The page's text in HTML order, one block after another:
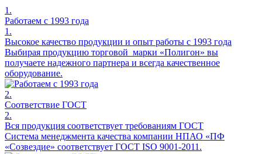
1.
Работаем с 1993 года
1.
Высокое качество продукции и опыт работы с 1993 года
Выбирая продукцию торговой марки «Полигон» вы
получаете надежного партнера и всегда качественное
оборудование.
2.
Соответствие ГОСТ
2.
Вся продукция соответствует требованиям ГОСТ
Система менеджмента качества компании НПАО «ПФ
«Созвездие» соответствует ГОСТ ISO 9001-2011.